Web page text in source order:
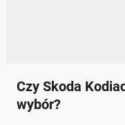
Czy Skoda
wybór?